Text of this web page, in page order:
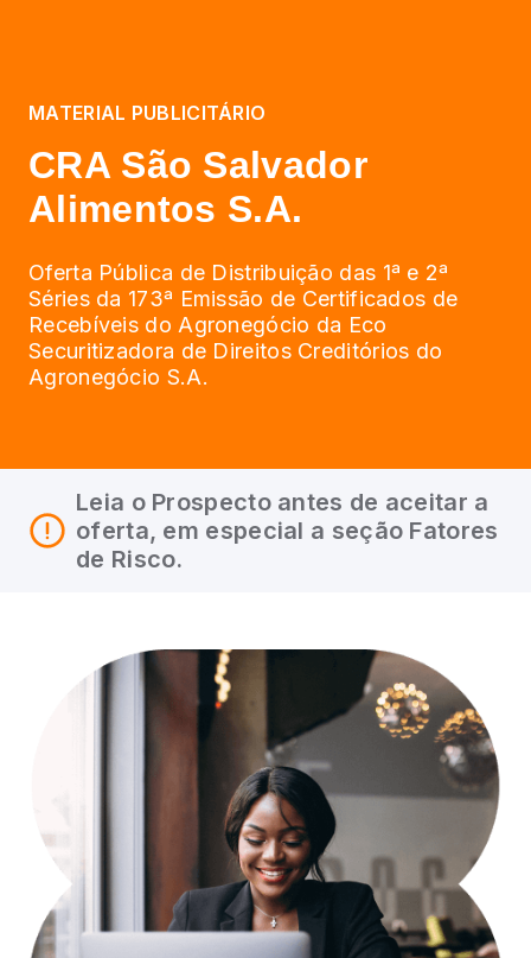
MATERIAL PUBLICITÁRIO
CRA São Salvador
Alimentos S.A.
Oferta Pública de Distribuição das 1ª e 2ª
Séries da 173ª Emissão de Certificados de
Recebíveis do Agronegócio da Eco
Securitizadora de Direitos Creditórios do
Agronegócio S.A.
Leia o Prospecto antes de aceitar a
oferta, em especial a seção Fatores
de Risco.